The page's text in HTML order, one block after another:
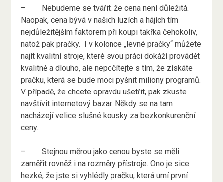
–
Nebudeme se tvářit, že cena není důležitá.
Naopak, cena bývá v našich luzích a hájích tím
nejdůležitějším faktorem při koupi takřka čehokoliv,
natož pak pračky.
I v kolonce „levné pračky“ můžete
najít kvalitní stroje, které svou práci dokáží provádět
kvalitně a dlouho, ale nepočítejte s tím, že získáte
pračku, která se bude moci pyšnit miliony programů.
V případě, že chcete opravdu ušetřit, pak zkuste
navštívit internetový bazar. Někdy se na tam
nacházejí velice slušné kousky za bezkonkurenční
ceny.
–
Stejnou měrou jako cenou byste se měli
zaměřit rovněž i na rozměry přístroje. Ono je sice
hezké, že jste si vyhlédly pračku, která umí první